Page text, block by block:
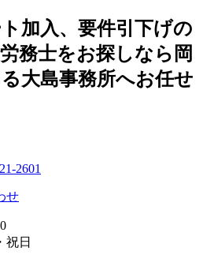
加入、要件引下げの
務士をお探しなら岡
大島事務所へお任せ
祝日